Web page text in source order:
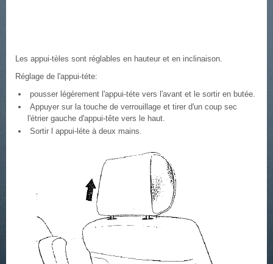
Les appui-tèles sont réglables en hauteur et en inclinaison.
Réglage de l'appui-téte:
pousser légèrement l'appui-téte vers l'avant et le sortir en butée.
Appuyer sur la touche de verrouillage et tirer d'un coup sec
l'étrier gauche d'appui-tête vers le haut.
Sortir l appui-léte à deux mains.